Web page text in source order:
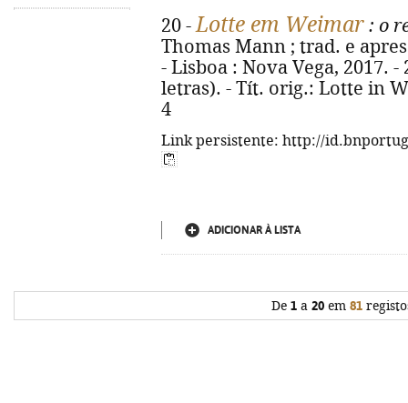
20 -Lotte em Weimar : o
Thomas Mann ; trad. e
- Lisboa : Nova Vega, 2017. -
letras). - Tít. orig.: Lotte in
4
Link persistente: http://
ADICIONAR À LISTA
De 1a 20em 81